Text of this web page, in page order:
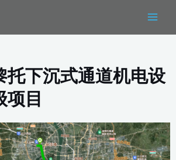
托下沉式通道机电设
项目